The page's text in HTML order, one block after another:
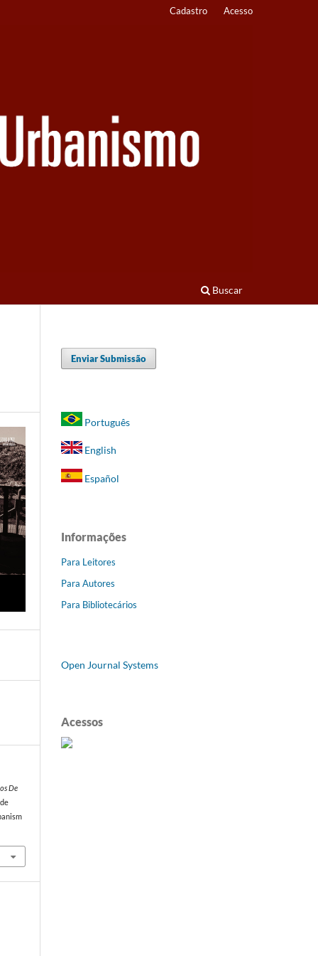
Buscar
Cadastro Acesso
De
Enviar Submissão
Português
English
Español
Informações
Para Leitores
Para Autores
Para Bibliotecários
Open Journal Systems
Acessos